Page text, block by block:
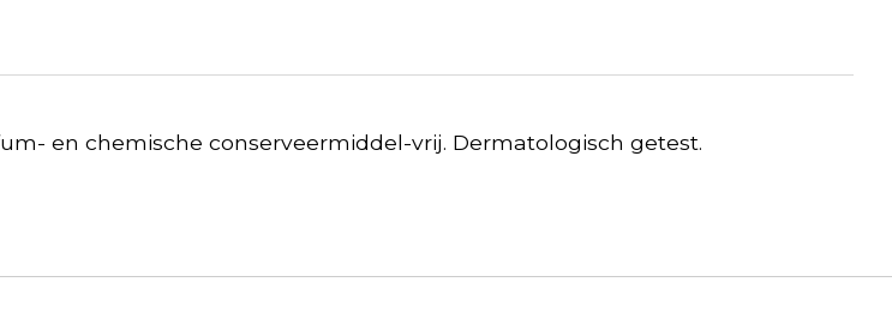
en chemische conserveermiddel-vrij. Dermatologisch getest.